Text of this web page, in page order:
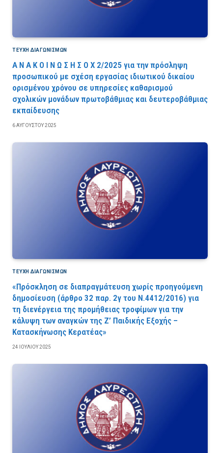
ΤΕΎΧΗ ΔΙΑΓΩΝΙΣΜΏΝ
Α Ν Α Κ Ο Ι Ν Ω Σ Η Σ Ο Χ 2/2025 για την πρόσληψη
προσωπικού με σχέση εργασίας ιδιωτικού δικαίου
ορισμένου χρόνου σε υπηρεσίες καθαρισμού
σχολικών μονάδων πρωτοβάθμιας και δευτεροβάθμιας
εκπαίδευσης
6 ΑΥΓΟΎΣΤΟΥ 2025
ΤΕΎΧΗ ΔΙΑΓΩΝΙΣΜΏΝ
«Πρόσκληση σε διαπραγμάτευση χωρίς προηγούμενη
δημοσίευση (άρθρο 32 παρ. 2γ του Ν.4412/2016) για
τη διενέργεια της προμήθειας τροφίμων για την
κάλυψη των αναγκών της Ζ’ Παιδικής Εξοχής –
Κατασκήνωσης Κερατέας»
24 ΙΟΥΛΊΟΥ 2025